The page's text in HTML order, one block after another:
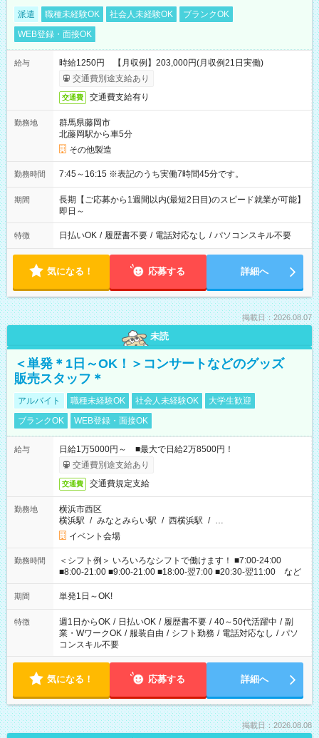
派遣 職種未経験OK 社会人未経験OK
ブランクOK
WEB登録・面接OK
給与
時給1250円 【月収例】203,000円(月収例21日実働)
交通費別途支給あり
交通費 交通費支給有り
勤務地
群馬県藤岡市
北藤岡駅から車5分
その他製造
勤務時間 7:45～16:15 ※表記のうち実働7時間45分です。
期間
長期【ご応募から1週間以内(最短2日目)のスピード就業が可能】
即日～
特徴 日払いOK / 履歴書不要 / 電話対応なし / パソコンスキル不要
気になる！ 応募する 詳細へ
掲載日：2026.08.07
未読
＜単発＊1日～OK！＞コンサートなどのグッズ
販売スタッフ＊
アルバイト 職種未経験OK 社会人未経験OK
大学生歓迎
ブランクOK
WEB登録・面接OK
給与
日給1万5000円～ ■最大で日給2万8500円！
交通費別途支給あり
交通費 交通費規定支給
勤務地
横浜市西区
横浜駅 / みなとみらい駅 / 西横浜駅 / …
イベント会場
勤務時間
＜シフト例＞ いろいろなシフトで働けます！ ■7:00-24:00
■8:00-21:00 ■9:00-21:00 ■18:00-翌7:00 ■20:30-翌11:00 など
期間 単発1日～OK!
特徴 週1日からOK / 日払いOK / 履歴書不要 / 40～50代活躍中 / 副
業・WワークOK / 服装自由 / シフト勤務 / 電話対応なし / パソ
コンスキル不要
気になる！ 応募する 詳細へ
掲載日：2026.08.08